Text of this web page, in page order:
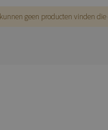
geen producten vinden